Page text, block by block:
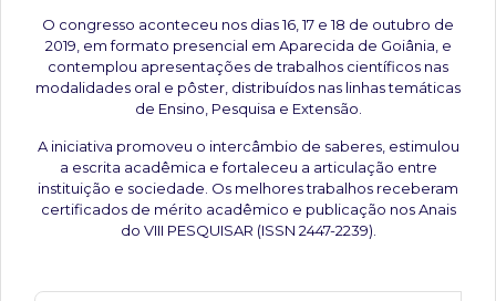
O congresso aconteceu nos dias 16, 17 e 18 de outubro de
2019, em formato presencial em Aparecida de Goiânia, e
contemplou apresentações de trabalhos científicos nas
modalidades oral e pôster, distribuídos nas linhas temáticas
de Ensino, Pesquisa e Extensão.
A iniciativa promoveu o intercâmbio de saberes, estimulou
a escrita acadêmica e fortaleceu a articulação entre
instituição e sociedade. Os melhores trabalhos receberam
certificados de mérito acadêmico e publicação nos Anais
do VIII PESQUISAR (ISSN 2447-2239).